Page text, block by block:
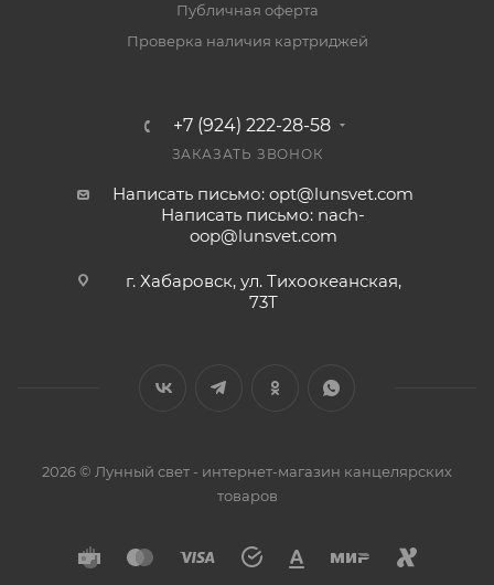
Публичная оферта
Проверка наличия картриджей
+7 (924) 222-28-58
ЗАКАЗАТЬ ЗВОНОК
Написать письмо: opt@lunsvet.com
Написать письмо: nach-
oop@lunsvet.com
г. Хабаровск, ул. Тихоокеанская,
73Т
2026 © Лунный свет - интернет-магазин канцелярских
товаров